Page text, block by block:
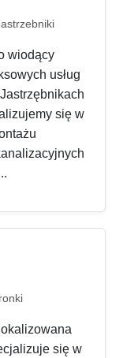
wiodący
usług
się w
się w